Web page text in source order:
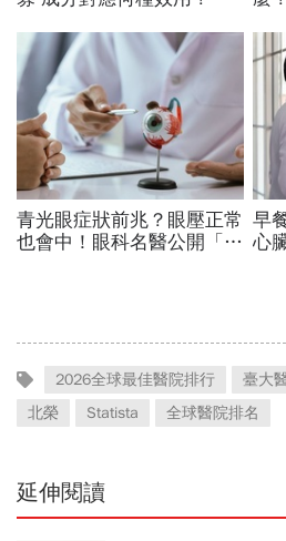
吃才對
青光眼症狀前兆？眼壓正常
也會中！眼科名醫公開「護
早
心
2026全球最佳醫院排行 臺大
北榮
Statista 全球醫院排名
延伸閱讀